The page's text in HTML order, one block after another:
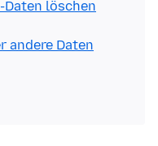
Daten löschen
andere Daten